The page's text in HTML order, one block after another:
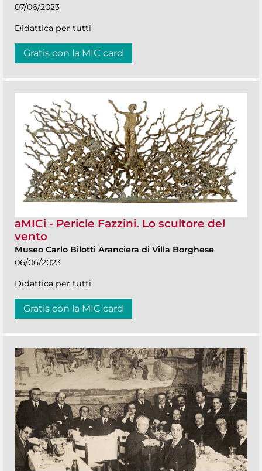
07/06/2023
Didattica per tutti
Gratis con la MIC card
aMICi - Pericle Fazzini. Lo scultore del
vento
Museo Carlo Bilotti Aranciera di Villa Borghese
06/06/2023
Didattica per tutti
Gratis con la MIC card